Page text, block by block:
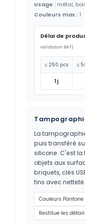
Usage : métal,
Couleurs max : 1
Délai de
validation BAT)
≤ 250 pcs ≤
1 j
La
puis transféré
silicone. C'est
objets aux
briquets, clés
fins avec netteté.
Couleurs Pantone
Restitue les